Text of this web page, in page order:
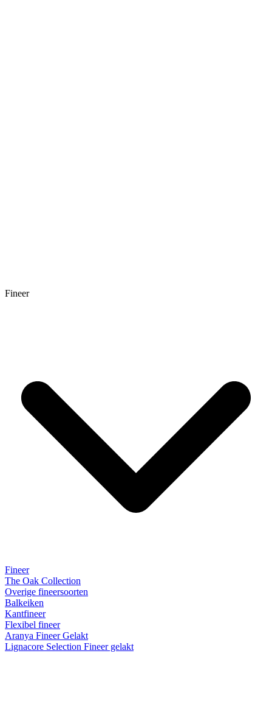
Fineer
Fineer
The Oak Collection
Overige fineersoorten
Balkeiken
Kantfineer
Flexibel fineer
Aranya Fineer Gelakt
Lignacore Selection Fineer gelakt